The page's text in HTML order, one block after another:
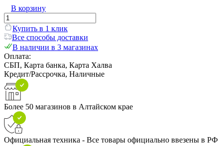
В корзину
Купить в 1 клик
Все способы доставки
В наличии в 3 магазинах
Оплата:
СБП, Карта банка, Карта Халва
Кредит/Рассрочка, Наличные
Более 50 магазинов в Алтайском крае
Официальная техника - Все товары официально ввезены в РФ